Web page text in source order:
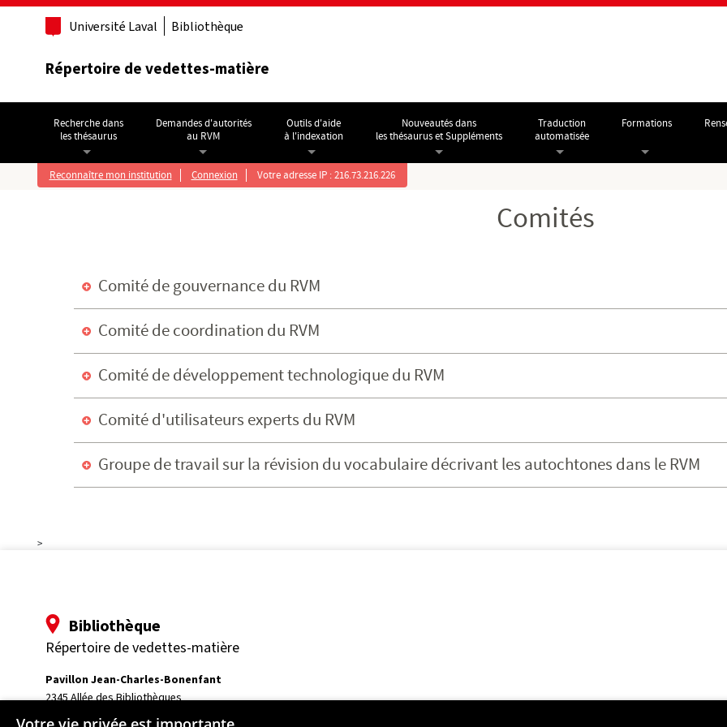
Aller au contenu principal
Université Laval Bibliothèque
Répertoire de vedettes-matière
Recherche dans
les thésaurus
Demandes d'autorités
au RVM
Outils d'aide
à l'indexation
Nouveautés dans
les thésaurus et Suppléments
Traduction
automatisée
Formations
Reconnaître mon institution Connexion Votre adresse IP : 216.73.216.226
Comités
Comité de gouvernance du RVM
Comité de coordination du RVM
Comité de développement technologique du RVM
Comité d'utilisateurs experts du RVM
Groupe de travail sur la révision du vocabulaire décrivant les autochtones dans le RVM
>
Bibliothèque
Répertoire de vedettes-matière
Pavillon Jean-Charles-Bonenfant
2345 Allée des Bibliothèques